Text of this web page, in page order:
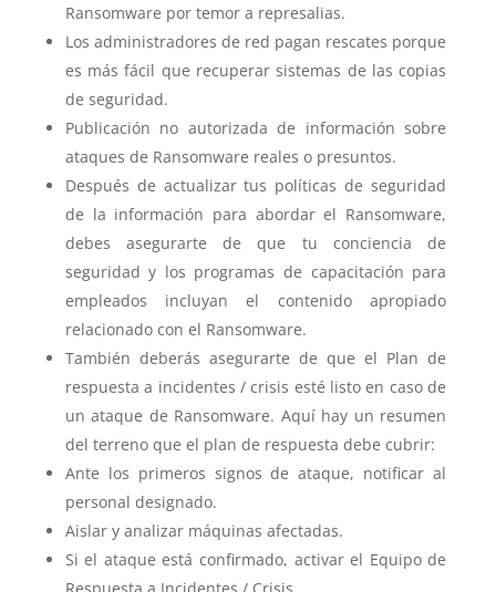
Ransomware por temor a represalias.
Los administradores de red pagan rescates porque
es más fácil que recuperar sistemas de las copias
de seguridad.
Publicación no autorizada de información sobre
ataques de Ransomware reales o presuntos.
Después de actualizar tus políticas de seguridad
de la información para abordar el Ransomware,
debes asegurarte de que tu conciencia de
seguridad y los programas de capacitación para
empleados incluyan el contenido apropiado
relacionado con el Ransomware.
También deberás asegurarte de que el Plan de
respuesta a incidentes / crisis esté listo en caso de
un ataque de Ransomware. Aquí hay un resumen
del terreno que el plan de respuesta debe cubrir:
Ante los primeros signos de ataque, notificar al
personal designado.
Aislar y analizar máquinas afectadas.
Si el ataque está confirmado, activar el Equipo de